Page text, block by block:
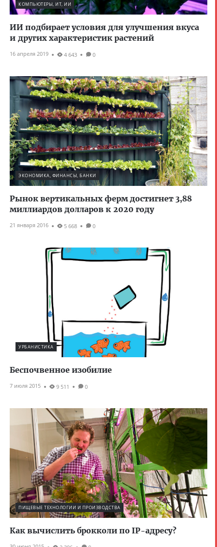
КОМПЬЮТЕРЫ, ИТ, ИИ
ИИ подбирает условия для улучшения вкуса
и других характеристик растений
16 апреля 2019 4 643 0
ЭКОНОМИКА, ФИНАНСЫ, БАНКИ
Рынок вертикальных ферм достигнет 3,88
миллиардов долларов к 2020 году
21 января 2016 5 668 0
УРБАНИСТИКА
Беспочвенное изобилие
7 июля 2015 9 511 0
ПИЩЕВЫЕ ТЕХНОЛОГИИ И ПРОИЗВОДСТВА
Как вычислить брокколи по IP-адресу?